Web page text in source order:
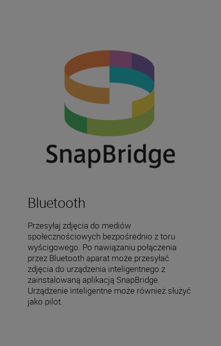
Bluetooth
Przesyłaj zdjęcia do mediów
społecznościowych bezpośrednio z toru
wyścigowego. Po nawiązaniu połączenia
przez Bluetooth aparat może przesyłać
zdjęcia do urządzenia inteligentnego z
zainstalowaną aplikacją SnapBridge.
Urządzenie inteligentne może również służyć
jako pilot.